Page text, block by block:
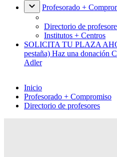
Profesorado +
Directorio de
Institutos + Centros
SOLICITA TU PLAZA
pestaña) Haz una donación
Adler
Inicio
Profesorado + Compromiso
Directorio de profesores